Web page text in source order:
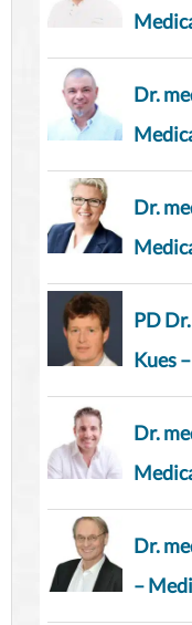
Dr.
Dr.
PD
Kues
Dr.
Dr.
–